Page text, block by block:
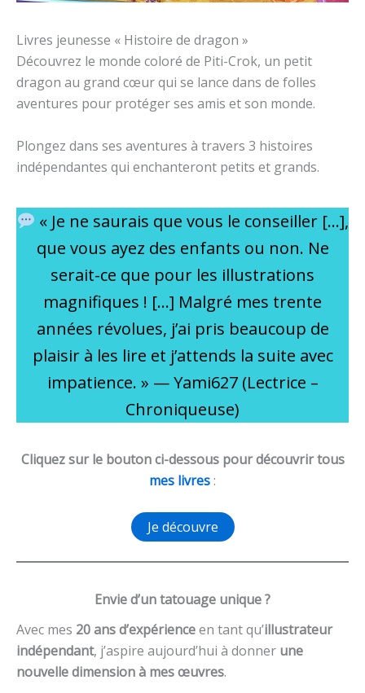
Livres jeunesse « Histoire de dragon »
Découvrez le monde coloré de Piti-Crok, un petit
dragon au grand cœur qui se lance dans de folles
aventures pour protéger ses amis et son monde.
Plongez dans ses aventures à travers 3 histoires
indépendantes qui enchanteront petits et grands.
« Je ne saurais que vous le conseiller […],
que vous ayez des enfants ou non. Ne
serait-ce que pour les illustrations
magnifiques ! […] Malgré mes trente
années révolues, j’ai pris beaucoup de
plaisir à les lire et j’attends la suite avec
impatience. » — Yami627 (Lectrice –
Chroniqueuse)
Cliquez sur le bouton ci-dessous pour découvrir tous
mes livres :
Je découvre
Envie d’un tatouage unique ?
Avec mes 20 ans d’expérienceen tant qu’illustrateur
indépendant, j’aspire aujourd’hui à donner une
nouvelle dimension à mes œuvres.